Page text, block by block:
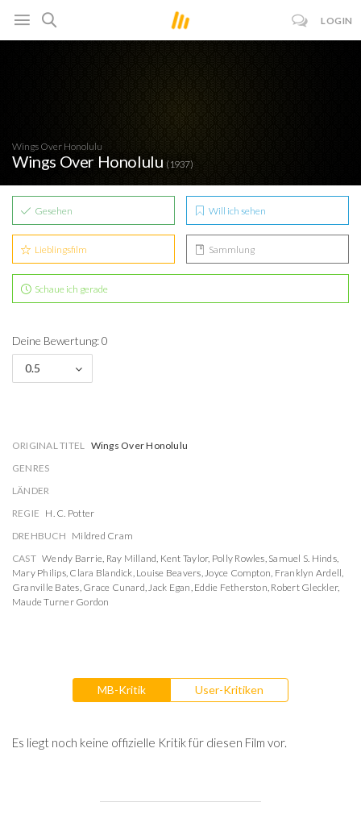
LOGIN
Wings Over Honolulu
Wings Over Honolulu (1937)
Gesehen Will ich sehen
Lieblingsfilm Sammlung
Schaue ich gerade
Deine Bewertung: 0
0.5
ORIGINAL TITEL Wings Over Honolulu
GENRES
LÄNDER
REGIE H. C. Potter
DREHBUCH Mildred Cram
CAST Wendy Barrie, Ray Milland, Kent Taylor, Polly Rowles, Samuel S. Hinds,
Mary Philips, Clara Blandick, Louise Beavers,Joyce Compton, Franklyn Ardell,
Granville Bates, Grace Cunard,Jack Egan, Eddie Fetherston, Robert Gleckler,
Maude Turner Gordon
MB-Kritik User-Kritiken
Es liegt noch keine offizielle Kritik für diesen Film vor.